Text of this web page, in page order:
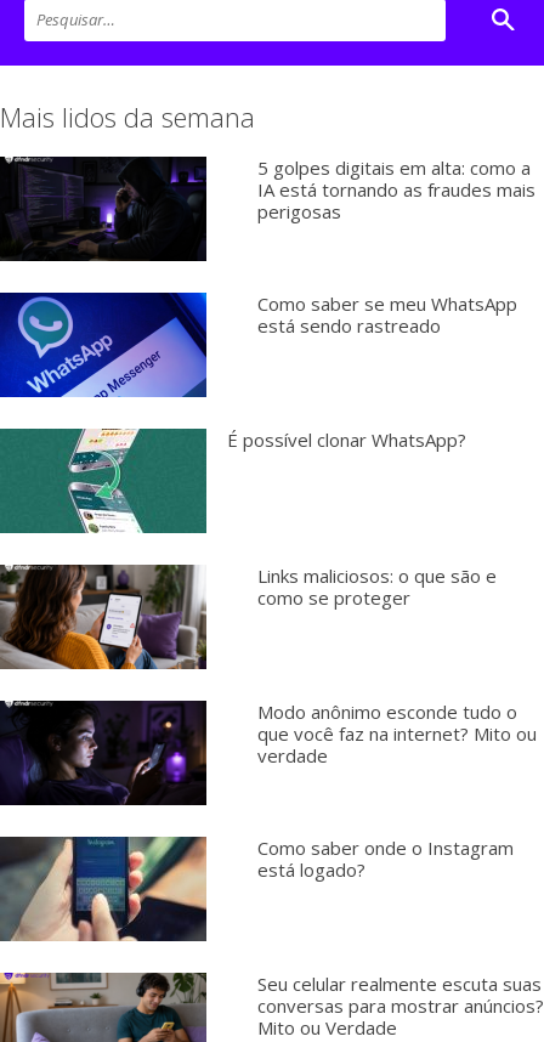
Mais lidos da semana
5 golpes digitais em alta: como a
IA está tornando as fraudes mais
perigosas
Como saber se meu WhatsApp
está sendo rastreado
É possível clonar WhatsApp?
Links maliciosos: o que são e
como se proteger
Modo anônimo esconde tudo o
que você faz na internet? Mito ou
verdade
Como saber onde o Instagram
está logado?
Seu celular realmente escuta suas
conversas para mostrar anúncios?
Mito ou Verdade